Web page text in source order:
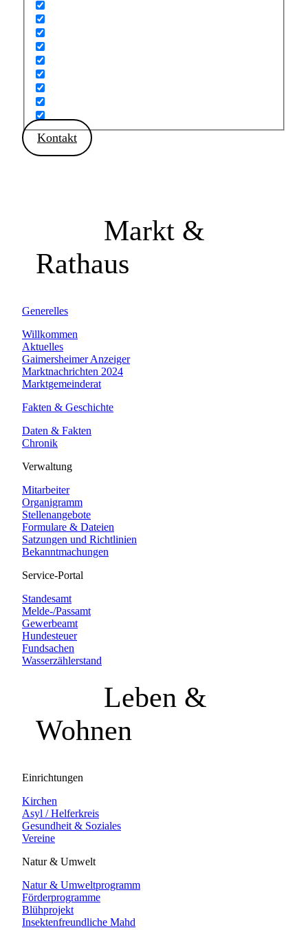
Kontakt
Markt &
Rathaus
Generelles
Willkommen
Aktuelles
Gaimersheimer Anzeiger
Marktnachrichten 2024
Marktgemeinderat
Fakten & Geschichte
Daten & Fakten
Chronik
Verwaltung
Mitarbeiter
Organigramm
Stellenangebote
Formulare & Dateien
Satzungen und Richtlinien
Bekanntmachungen
Service-Portal
Standesamt
Melde-/Passamt
Gewerbeamt
Hundesteuer
Fundsachen
Wasserzählerstand
Leben &
Wohnen
Einrichtungen
Kirchen
Asyl / Helferkreis
Gesundheit & Soziales
Vereine
Natur & Umwelt
Natur & Umweltprogramm
Förderprogramme
Blühprojekt
Insektenfreundliche Mahd